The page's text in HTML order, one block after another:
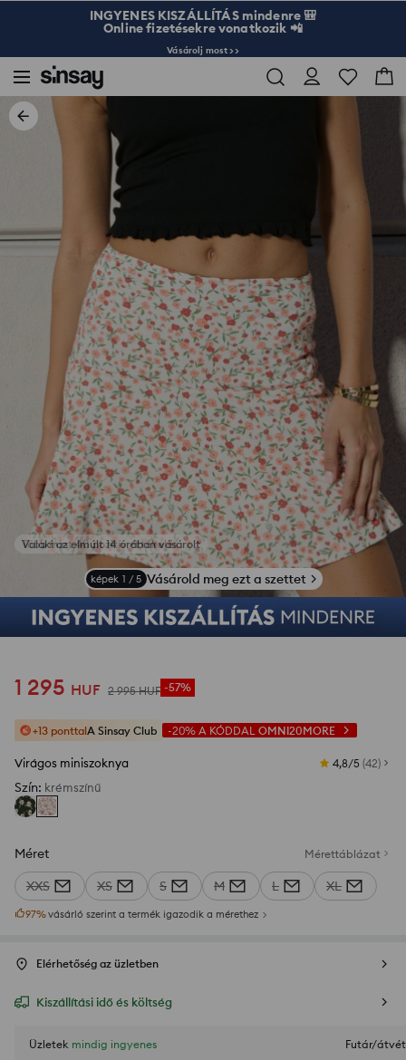
INGYENES KISZÁLLÍTÁS mindenre 🎒
Online fizetésekre vonatkozik 📲
Vásárolj most >>
Valaki az elmúlt 14 órában vásárolt
képek 1 / 5 Vásárold meg ezt a szettet
1 295 HUF 2 995 HUF -57%
+13 ponttalA Sinsay Club -20% A KÓDDAL OMNI20MORE
Virágos miniszoknya 4,8/5 (42)
Szín: krémszínű
Méret Mérettáblázat
XXS XS S M L XL
97%vásárló szerint a termék igazodik a mérethez
Elérhetőség az üzletben
Kiszállítási idő és költség
Üzletek mindig ingyenes
Futár/